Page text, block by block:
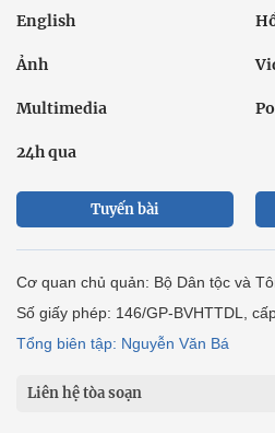
English
Ảnh
Multimedia
24h qua
Tuyến bài
Cơ quan chủ quản: Bộ Dân tộc và
Số giấy phép: 146/GP-BVHTTDL,
Tổng biên tập: Nguyễn Văn Bá
Liên hệ tòa soạn